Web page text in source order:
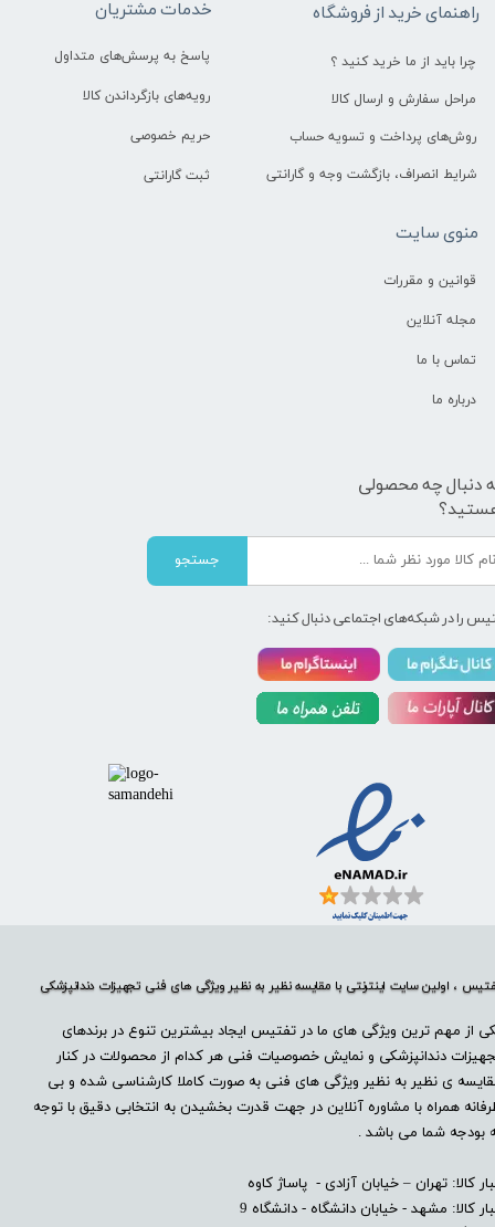
، اولین سایت اینترنتی با مقایسه نظیر به نظیر ویژگی های فنی تجهیزات دندانپزشکی
از مهم ترین ویژگی های ما در تفتیس ایجاد بیشترین تنوع در برندهای
دندانپزشکی و نمایش خصوصیات فنی هر کدام از محصولات در کنار
ی نظیر به نظیر ویژگی های فنی به صورت کاملا کارشناسی شده و بی
همراه با مشاوره آنلاین در جهت قدرت بخشیدن به انتخابی دقیق با توجه
بودجه شما می باشد .
کالا: تهران – خیابان آزادی - پاساژ کاوه
کالا: مشهد - خیابان دانشگاه - دانشگاه 9
راهنمای خرید از فروشگاه
چرا باید از ما خرید کنید ؟
مراحل سفارش و ارسال کالا
روش‌های پرداخت و تسویه حساب
شرایط انصراف، بازگشت وجه و گارانتی
خدمات مشتریان
پاسخ به پرسش‌های متداول
رویه‌های بازگرداندن کالا
حریم خصوصی
ثبت گارانتی
منوی سایت
قوانین و مقررات
مجله آنلاین
تماس با ما
درباره ما
دنبال چه محصولی
جستجو
را در شبکه‌های اجتماعی دنبال کنید: